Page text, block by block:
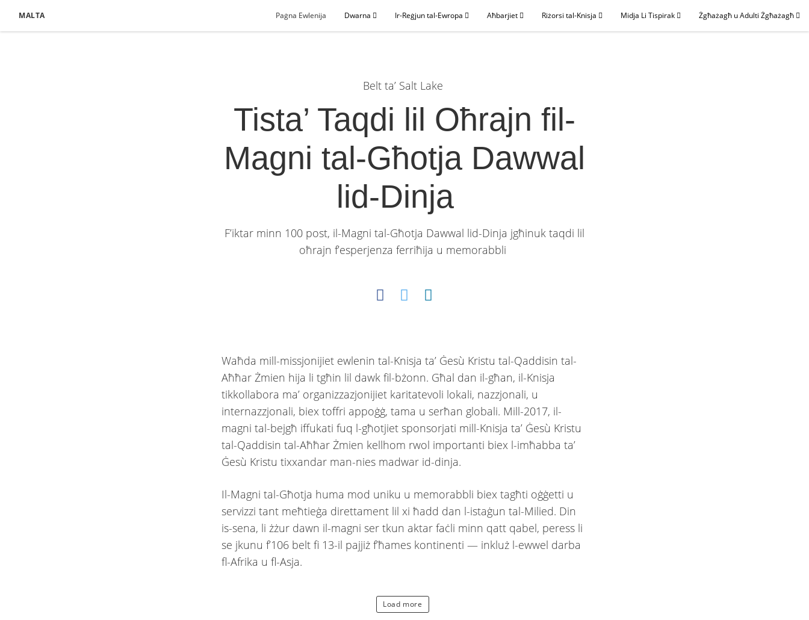
MALTA Paġna Ewlenija Dwarna Ir-Reġjun tal-Ewropa Aħbarjiet Riżorsi tal-Knisja Midja Li Tispirak Żgħażagħ u Adulti Żgħażagħ
Belt ta’ Salt Lake
Tista’ Taqdi lil Oħrajn fil-
Magni tal-Għotja Dawwal
lid-Dinja
F’iktar minn 100 post, il-Magni tal-Għotja Dawwal lid-Dinja jgħinuk taqdi lil
oħrajn f’esperjenza ferriħija u memorabbli
Waħda mill-missjonijiet ewlenin tal-Knisja ta’ Ġesù Kristu tal-Qaddisin tal-
Aħħar Żmien hija li tgħin lil dawk fil-bżonn. Għal dan il-għan, il-Knisja
tikkollabora ma’ organizzazjonijiet karitatevoli lokali, nazzjonali, u
internazzjonali, biex toffri appoġġ, tama u serħan globali. Mill-2017, il-
magni tal-bejgħ iffukati fuq l-għotjiet sponsorjati mill-Knisja ta’ Ġesù Kristu
tal-Qaddisin tal-Aħħar Żmien kellhom rwol importanti biex l-imħabba ta’
Ġesù Kristu tixxandar man-nies madwar id-dinja.
Il-Magni tal-Għotja huma mod uniku u memorabbli biex tagħti oġġetti u
servizzi tant meħtieġa direttament lil xi ħadd dan l-istaġun tal-Milied. Din
is-sena, li żżur dawn il-magni ser tkun aktar faċli minn qatt qabel, peress li
se jkunu f’106 belt fi 13-il pajjiż f’ħames kontinenti — inkluż l-ewwel darba
fl-Afrika u fl-Asja.
Load more